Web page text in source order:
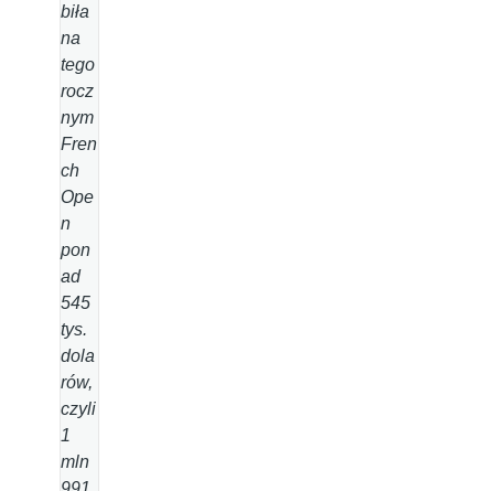
biła
na
tego
rocz
nym
Fren
ch
Ope
n
pon
ad
545
tys.
dola
rów,
czyli
1
mln